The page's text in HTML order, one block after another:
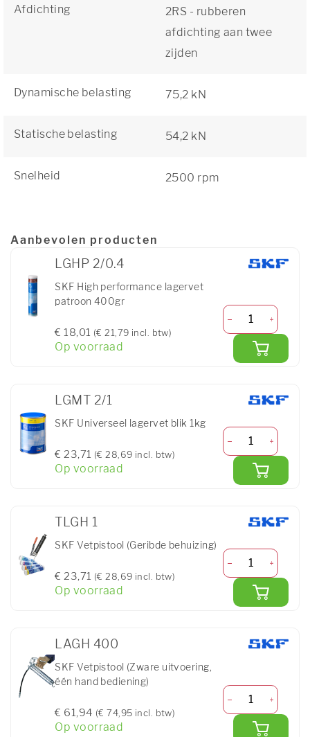
Afdichting
2RS - rubberen
afdichting aan twee
zijden
Dynamische belasting 75,2 kN
Statische belasting 54,2 kN
Snelheid 2500 rpm
Aanbevolen producten
LGHP 2/0.4
SKF High performance lagervet
patroon 400gr
€ 18,01 (€ 21,79 incl. btw)
Op voorraad
LGMT 2/1
SKF Universeel lagervet blik 1kg
€ 23,71 (€ 28,69 incl. btw)
Op voorraad
TLGH 1
SKF Vetpistool (Geribde behuizing)
€ 23,71 (€ 28,69 incl. btw)
Op voorraad
LAGH 400
SKF Vetpistool (Zware uitvoering,
één hand bediening)
€ 61,94 (€ 74,95 incl. btw)
Op voorraad